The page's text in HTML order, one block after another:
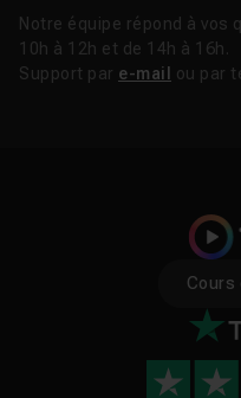
Notre équipe répond à vos
10h à 12h et de 14h à 16h.
Support par e-mail ou par
Cours